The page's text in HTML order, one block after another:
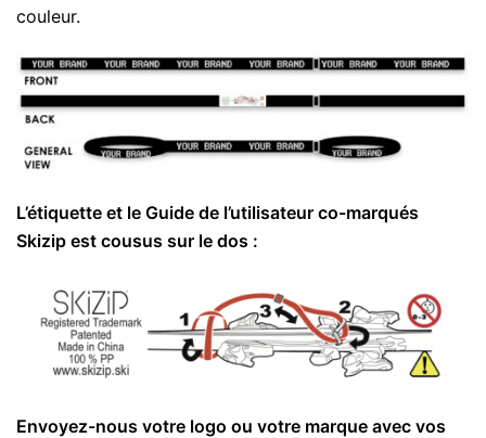
couleur.
L’étiquette et le Guide de l’utilisateur co-marqués
Skizip est cousus sur le dos :
Envoyez-nous votre logo ou votre marque avec vos